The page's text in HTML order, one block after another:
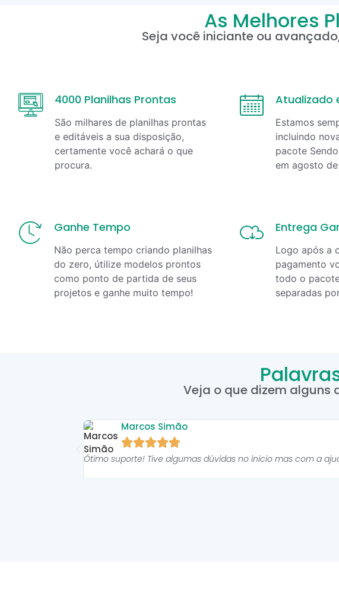
As Melhores
Seja você iniciante ou
4000 Planilhas Prontas
São milhares de planilhas prontas
e editáveis a sua disposição,
certamente você achará o que
procura.
Atualizado
Estamos
incluindo
pacote
em agosto de
Ganhe Tempo
Não perca tempo criando planilhas
do zero, útilize modelos prontos
como ponto de partida de seus
projetos e ganhe muito tempo!
Entrega
Logo após a
pagamento
todo o
separadas
Veja o que dizem alguns
Marcos Simão

Ótimo suporte! Tive algumas dúvidas no inicio mas com a